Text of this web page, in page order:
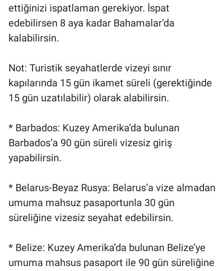
ettiğinizi ispatlaman gerekiyor. İspat
edebilirsen 8 aya kadar Bahamalar’da
kalabilirsin.
Not: Turistik seyahatlerde vizeyi sınır
kapılarında 15 gün ikamet süreli (gerektiğinde
15 gün uzatılabilir) olarak alabilirsin.
* Barbados: Kuzey Amerika’da bulunan
Barbados’a 90 gün süreli vizesiz giriş
yapabilirsin.
* Belarus-Beyaz Rusya: Belarus’a vize almadan
umuma mahsuz pasaportunla 30 gün
süreliğine vizesiz seyahat edebilirsin.
* Belize: Kuzey Amerika’da bulunan Belize’ye
umuma mahsus pasaport ile 90 gün süreliğine